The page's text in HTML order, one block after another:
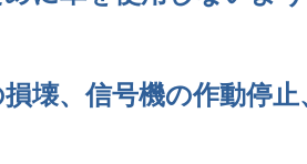
壊、信号機の作動停